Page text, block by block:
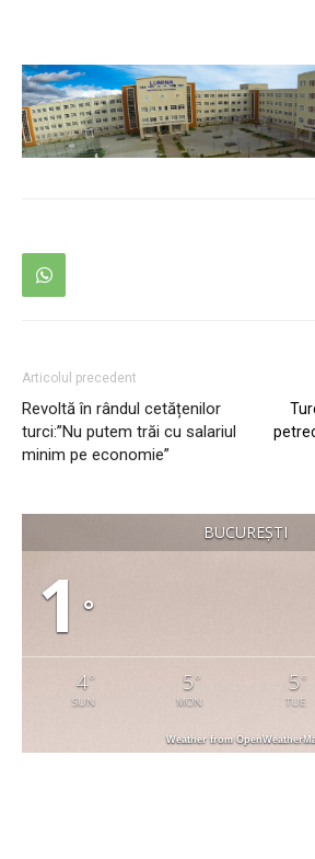
Articolul precedent
Revoltă în rândul cetățenilor
turci:”Nu putem trăi cu salariul
minim pe economie”
BUCUREȘTI
1 °
4°
SUN
5°
MON
5°
TUE
Weather from